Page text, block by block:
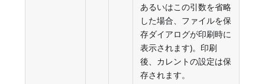
あるいはこの引数を省略
した場合、ファイルを保
存ダイアログが印刷時に
表示されます)。印刷
後、カレントの設定は保
存されます。